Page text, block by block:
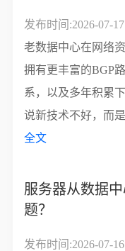
发布时间:2026-07-17
老数据中心在网络
拥有更丰富的BGP
系，以及多年积累
说新技术不好，而
全文
服务器从数据
题？
发布时间:2026-07-16